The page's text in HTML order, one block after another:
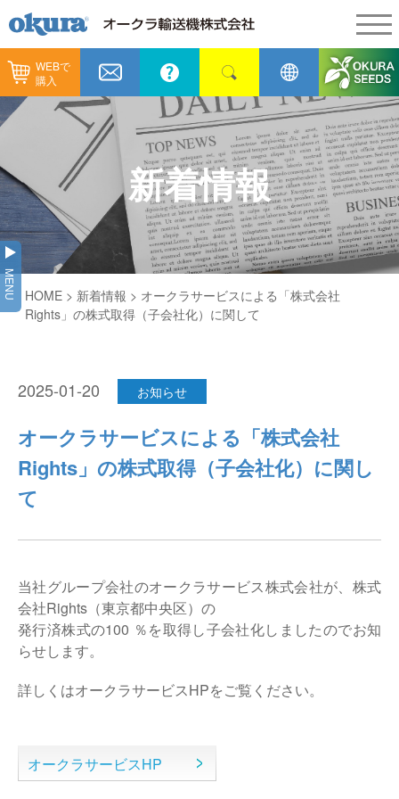
WEBで
購入
製品情報
製品情報
コンベヤ機器
コンベヤ機器を探す
用途から探す
コンベヤ機器の技術情報
GTPシステム
仕分けシステム
ピッキングシステム
バンニング・デバンニングシステム
バーチカル装置（垂直搬送機）
周辺機器
納入事例
納入事例
全業種
製造
物流
通販
食品
メンテナンス
カタログ／CAD
会社情報
会社情報
企業理念
会社概要
事業所一覧
沿革
オークラの取組み
採用情報
オークラミュージアム
新着情報
生産終了品
物流用語集
オークラ育英財団
プライバシーポリシー
新着情報
MENU HOME > 新着情報 > オークラサービスによる「株式会社
Rights」の株式取得（子会社化）に関して
2025-01-20 お知らせ
オークラサービスによる「株式会社
Rights」の株式取得（子会社化）に関し
て
当社グループ会社のオークラサービス株式会社が、株式
会社Rights（東京都中央区）の
発行済株式の100 ％を取得し子会社化しましたのでお知
らせします。
詳しくはオークラサービスHPをご覧ください。
オークラサービスHP